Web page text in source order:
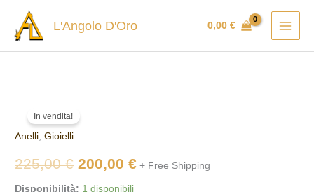
contenuto
L'Angolo D'Oro 0,00€
In vendita!
Anelli,Gioielli
225,00€ originale
era:
200,00€ attuale
+ Free Shipping
Disponibilità: 1 disponibili
TUUM
DONIL090A00